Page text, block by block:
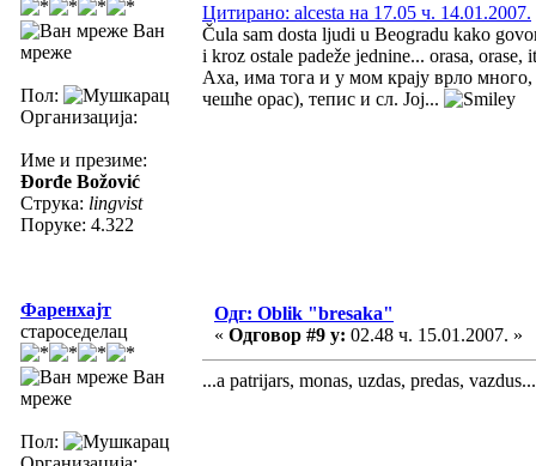
Ван
мреже
Пол:
Организација:
Име и презиме:
Đorđe Božović
Струка: lingvist
Поруке: 4.322
Цитирано: alcesta на 17.05 ч. 14.01.2007.
Čula sam dosta ljudi u Beogradu kako
i kroz ostale padeže jednine... orasa, orase,
Аха, има тога и у мом крају врло
чешће орас), тепис и сл. Јој...
Фаренхајт
староседелац
Ван
мреже
Пол:
Одг: Oblik "bresaka"
« Одговор #9 у: 02.48 ч. 15.01.2007. »
...a patrijars, monas, uzdas, predas,